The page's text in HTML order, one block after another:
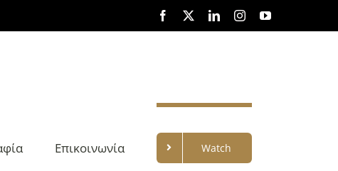
Facebook LinkedInInstagramYouTube
Επικοινωνία Watch